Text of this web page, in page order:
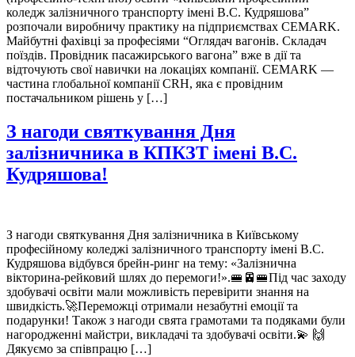
коледж залізничного транспорту імені В.С. Кудряшова”
розпочали виробничу практику на підприємствах CEMARK.
Майбутні фахівці за професіями “Оглядач вагонів. Складач
поїздів. Провідник пасажирського вагона” вже в дії та
відточують свої навички на локаціях компанії. CEMARK —
частина глобальної компанії CRH, яка є провідним
постачальником рішень у […]
З нагоди святкування Дня
залізничника в КПКЗТ імені В.С.
Кудряшова!
З нагоди святкування Дня залізничника в Київському
професійному коледжі залізничного транспорту імені В.С.
Кудряшова відбувся брейн-ринг на тему: «Залізнична
вікторина-рейковий шлях до перемоги!».🚝🚈🚝Під час заходу
здобувачі освіти мали можливість перевірити знання на
швидкість.🚀Переможці отримали незабутні емоції та
подарунки! Також з нагоди свята грамотами та подяками були
нагородженні майстри, викладачі та здобувачі освіти.💫 🙌
Дякуємо за співпрацю […]